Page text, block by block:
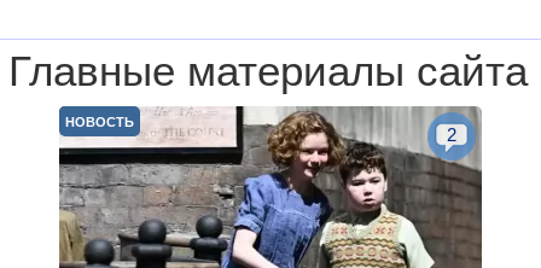
Главные материалы сайта
НОВОСТЬ
2